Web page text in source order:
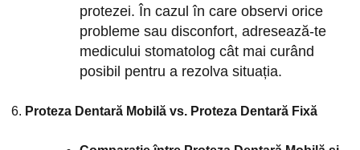
protezei. În cazul în care observi orice
probleme sau disconfort, adresează-te
medicului stomatolog cât mai curând
posibil pentru a rezolva situația.
Proteza Dentară Mobilă vs. Proteza Dentară Fixă